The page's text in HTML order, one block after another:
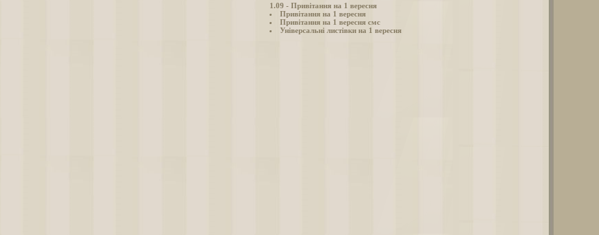
1.09 - Привітання на 1 вересня
Привітання на 1 вересня
Привітання на 1 вересня смс
Універсальні листівки на 1 вересня